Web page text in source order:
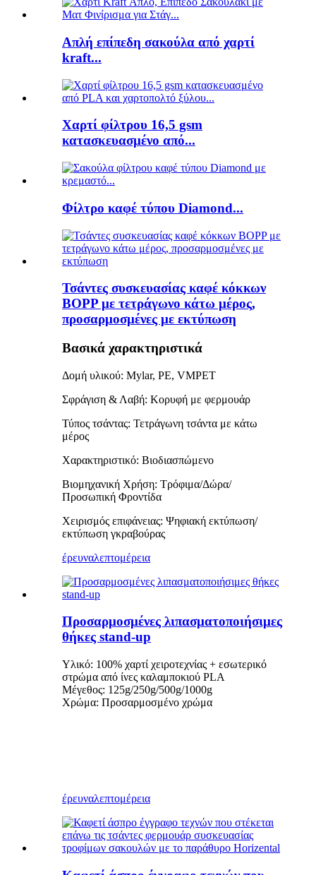
Απλή επίπεδη σακούλα από χαρτί
kraft...
Χαρτί φίλτρου 16,5 gsm
κατασκευασμένο από...
Φίλτρο καφέ τύπου Diamond...
Τσάντες συσκευασίας καφέ κόκκων
BOPP με τετράγωνο κάτω μέρος,
προσαρμοσμένες με εκτύπωση
Βασικά χαρακτηριστικά
Δομή υλικού: Mylar, PE, VMPET
Σφράγιση & Λαβή: Κορυφή με φερμουάρ
Τύπος τσάντας: Τετράγωνη τσάντα με κάτω
μέρος
Χαρακτηριστικό: Βιοδιασπώμενο
Βιομηχανική Χρήση: Τρόφιμα/Δώρα/
Προσωπική Φροντίδα
Χειρισμός επιφάνειας: Ψηφιακή εκτύπωση/
εκτύπωση γκραβούρας
έρευναλεπτομέρεια
Προσαρμοσμένες λιπασματοποιήσιμες
θήκες stand-up
Υλικό: 100% χαρτί χειροτεχνίας + εσωτερικό
στρώμα από ίνες καλαμποκιού PLA
Μέγεθος: 125g/250g/500g/1000g
Χρώμα: Προσαρμοσμένο χρώμα
έρευναλεπτομέρεια